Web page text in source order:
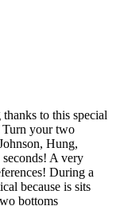
to this special
Turn your two
Hung,
A very
During a
because is sits
bottoms